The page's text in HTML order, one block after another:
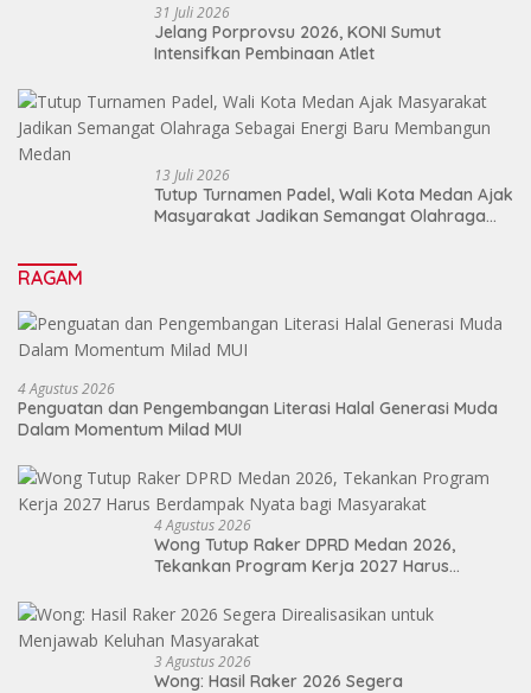
31 Juli 2026
Jelang Porprovsu 2026, KONI Sumut
Intensifkan Pembinaan Atlet
13 Juli 2026
Tutup Turnamen Padel, Wali Kota Medan Ajak
Masyarakat Jadikan Semangat Olahraga
RAGAM
4 Agustus 2026
Penguatan dan Pengembangan Literasi Halal Generasi Muda
Dalam Momentum Milad MUI
4 Agustus 2026
Wong Tutup Raker DPRD Medan 2026,
Tekankan Program Kerja 2027 Harus
3 Agustus 2026
Wong: Hasil Raker 2026 Segera